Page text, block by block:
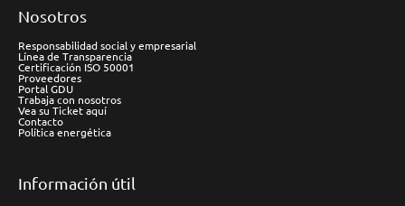
Nosotros
Responsabilidad social y empresarial
Línea de Transparencia
Certificación ISO 50001
Proveedores
Portal GDU
Trabaja con nosotros
Vea su Ticket aquí
Contacto
Política energética
Información útil